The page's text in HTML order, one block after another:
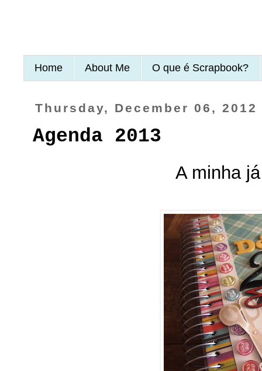
Home About Me O que é Scrapbook?
Thursday, December 06, 2012
Agenda 2013
A minha